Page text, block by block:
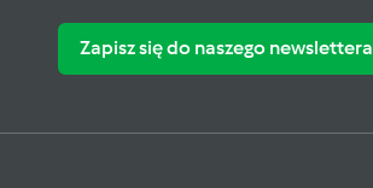
Zapisz się do naszego newslettera